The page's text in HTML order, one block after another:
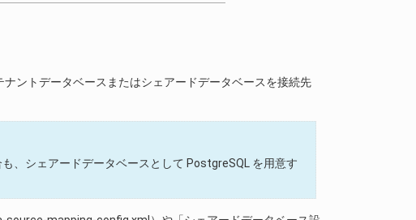
ントデータベースまたはシェアードデータベースを接続先
、シェアードデータベースとして PostgreSQL を用意す